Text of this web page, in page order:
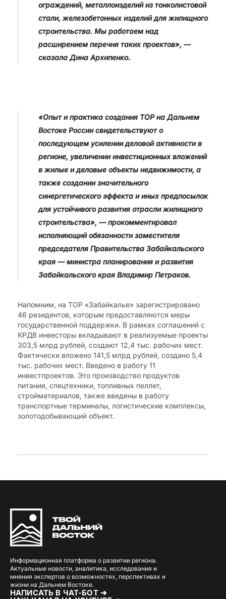
ограждений, металлоизделий из тонколистовой
стали, железобетонных изделий для жилищного
строительства. Мы работаем над
расширением перечня таких проектов», —
сказала Дина Архипенко.
«Опыт и практика создания ТОР на Дальнем
Востоке России свидетельствуют о
последующем усилении деловой активности в
регионе, увеличении инвестиционных вложений
в жилые и деловые объекты недвижимости, а
также создании значительного
синергетического эффекта и иных предпосылок
для устойчивого развития отрасли жилищного
строительства», — прокомментировал
исполняющий обязанности заместителя
председателя Правительства Забайкальского
края — министра планирования и развития
Забайкальского края Владимир Петраков.
Напомним, на ТОР «Забайкалье» зарегистрировано
46 резидентов, которым предоставляются меры
государственной поддержки. В рамках соглашений с
КРДВ инвесторы вкладывают в реализуемые проекты
303,5 млрд рублей, создают 12,4 тыс. рабочих мест.
Фактически вложено 141,5 млрд рублей, создано 5,4
тыс. рабочих мест. Введено в работу 11
инвестпроектов. Это производство продуктов
питания, спецтехники, топливных пеллет,
стройматериалов, также введены в работу
транспортные терминалы, логистические комплексы,
золотодобывающий объект.
Информационная платформа о развитии региона.
Актуальные новости, аналитика, исследования и
мнения экспертов о возможностях, перспективах и
жизни на Дальнем Востоке.
НАПИСАТЬ В ЧАТ-БОТ ➔